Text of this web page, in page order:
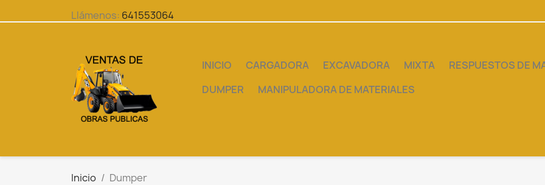
Llámenos: 641553064
INICIO CARGADORA EXCAVADORA MIXTA RESPUESTOS DE
DUMPER
MANIPULADORA DE MATERIALES
Inicio Dumper